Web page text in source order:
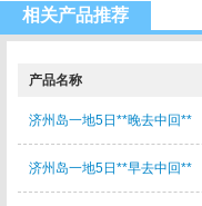
相关产品推荐
产品名称
济州岛一地5日**晚去中回**
济州岛一地5日**早去中回**